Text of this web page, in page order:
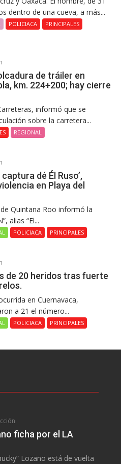
dentro de una cueva, a más...
POLICIACA PRINCIPALES
de tráiler en
km. 224+200; hay cierre
informó que se
sobre la carretera...
REGIONAL
dé Él Ruso’,
en Playa del
Quintana Roo informó la
alias “El...
POLICIACA PRINCIPALES
de 20 heridos tras fuerte
en Cuernavaca,
a 21 el número...
POLICIACA PRINCIPALES
ficha por el LA
Lozano está de vuelta